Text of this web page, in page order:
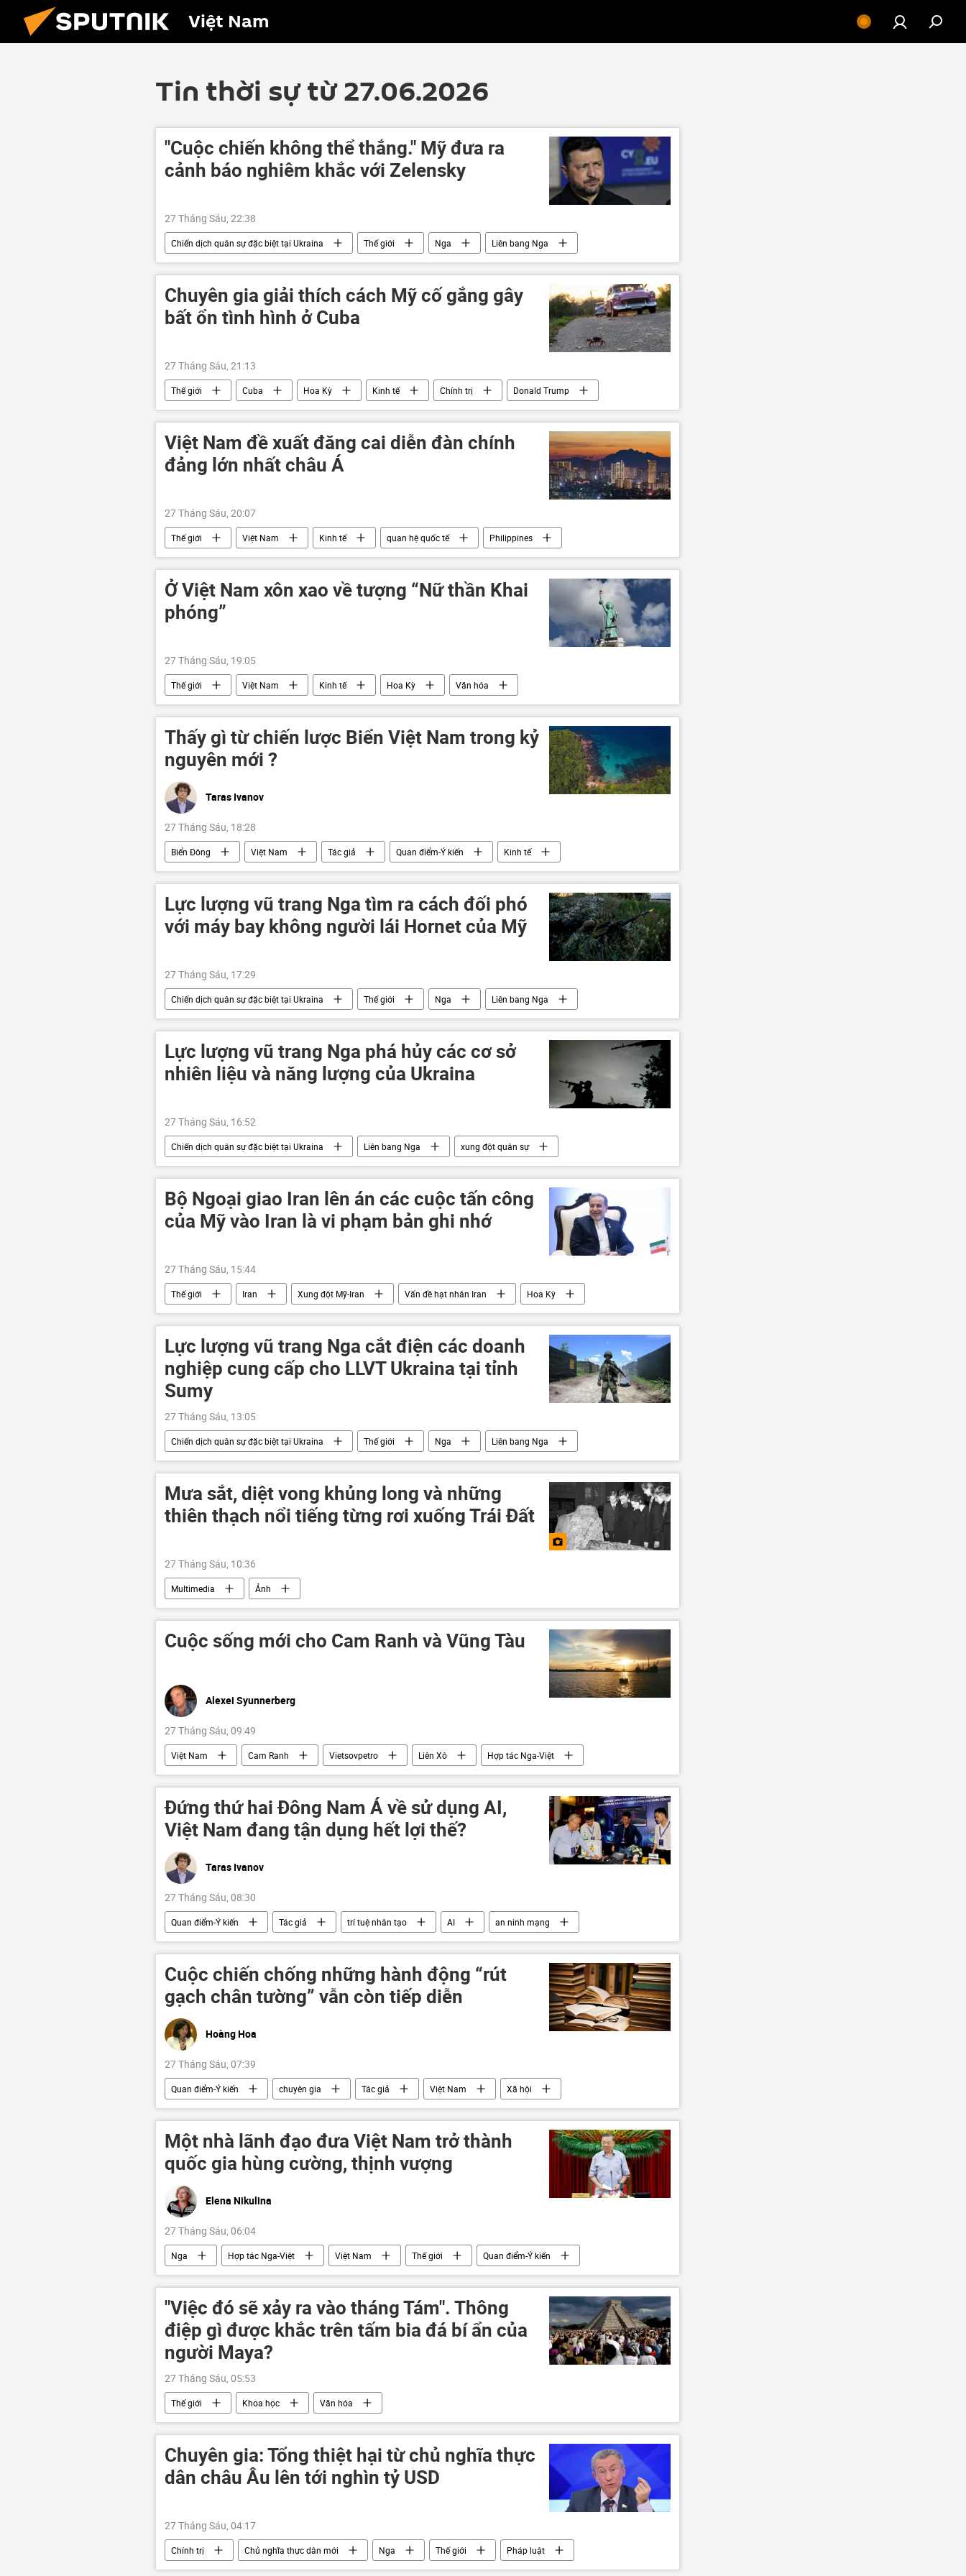
Việt Nam
Tin thời sự từ 27.06.2026
"Cuộc chiến không thể thắng." Mỹ đưa ra
cảnh báo nghiêm khắc với Zelensky
27 Tháng Sáu, 22:38
Chiến dịch quân sự đặc biệt tại Ukraina Thế giới Nga
Liên bang Nga
Moskva
Cuộc khủng hoảng ở Ukraina Ukraina Kiev
xung đột quân sự
Hoa Kỳ
Vladimir Zelensky
Chuyên gia giải thích cách Mỹ cố gắng gây
bất ổn tình hình ở Cuba
27 Tháng Sáu, 21:13
Thế giới Cuba Hoa Kỳ Kinh tế Chính trị
Donald Trump
chuyên gia
Việt Nam đề xuất đăng cai diễn đàn chính
đảng lớn nhất châu Á
27 Tháng Sáu, 20:07
Thế giới Việt Nam Kinh tế quan hệ quốc tế
Philippines
hợp tác
Chính trị Châu Á
Ở Việt Nam xôn xao về tượng “Nữ thần Khai
phóng”
27 Tháng Sáu, 19:05
Thế giới Việt Nam Kinh tế Hoa Kỳ Văn hóa
Thấy gì từ chiến lược Biển Việt Nam trong kỷ
nguyên mới ?
Taras Ivanov
27 Tháng Sáu, 18:28
Biển Đông Việt Nam Tác giả Quan điểm-Ý kiến
Kinh tế
chiến lược phát triển kinh tế
Chính trị đối ngoại quốc phòng
đóng tàu
đại dương
Tô Lâm Tổng bí thư Thế giới cảng
Cảng biển
Du lịch
thể chế UAV công nghệ
Lực lượng vũ trang Nga tìm ra cách đối phó
với máy bay không người lái Hornet của Mỹ
27 Tháng Sáu, 17:29
Chiến dịch quân sự đặc biệt tại Ukraina Thế giới Nga
Liên bang Nga
Ukraina
Cuộc khủng hoảng ở Ukraina Hoa Kỳ
Quân đội Nga
lực lượng vũ trang Nga
máy bay không người lái
Lực lượng vũ trang Nga phá hủy các cơ sở
nhiên liệu và năng lượng của Ukraina
27 Tháng Sáu, 16:52
Chiến dịch quân sự đặc biệt tại Ukraina Liên bang Nga
xung đột quân sự
Quân đội Nga
tấn công Ukraina Cuộc khủng hoảng ở Ukraina Thế giới
Bộ Ngoại giao Iran lên án các cuộc tấn công
của Mỹ vào Iran là vi phạm bản ghi nhớ
27 Tháng Sáu, 15:44
Thế giới Iran Xung đột Mỹ-Iran Vấn đề hạt nhân Iran Hoa Kỳ
Lực lượng vũ trang Nga cắt điện các doanh
nghiệp cung cấp cho LLVT Ukraina tại tỉnh
Sumy
27 Tháng Sáu, 13:05
Chiến dịch quân sự đặc biệt tại Ukraina Thế giới Nga
Liên bang Nga
Ukraina
Cuộc khủng hoảng ở Ukraina Quân đội Nga xung đột quân sự
Mưa sắt, diệt vong khủng long và những
thiên thạch nổi tiếng từng rơi xuống Trái Đất
27 Tháng Sáu, 10:36
Multimedia Ảnh
Cuộc sống mới cho Cam Ranh và Vũng Tàu
Alexei Syunnerberg
27 Tháng Sáu, 09:49
Việt Nam Cam Ranh Vietsovpetro Liên Xô Hợp tác Nga-Việt
Đứng thứ hai Đông Nam Á về sử dụng AI,
Việt Nam đang tận dụng hết lợi thế?
Taras Ivanov
27 Tháng Sáu, 08:30
Quan điểm-Ý kiến Tác giả trí tuệ nhân tạo AI
an ninh mạng
nhân sự
người lao động doanh nghiệp
Cuộc chiến chống những hành động “rút
gạch chân tường” vẫn còn tiếp diễn
Hoàng Hoa
27 Tháng Sáu, 07:39
Quan điểm-Ý kiến chuyên gia Tác giả Việt Nam
Xã hội
Văn hóa
Bộ Giáo dục và Đào Tạo
Một nhà lãnh đạo đưa Việt Nam trở thành
quốc gia hùng cường, thịnh vượng
Elena Nikulina
27 Tháng Sáu, 06:04
Nga Hợp tác Nga-Việt Việt Nam Thế giới
Quan điểm-Ý kiến
Tác giả
Việt Nam trên báo chí nước ngoài Tô Lâm Kinh tế
Chính trị
Du lịch
"Việc đó sẽ xảy ra vào tháng Tám". Thông
điệp gì được khắc trên tấm bia đá bí ẩn của
người Maya?
27 Tháng Sáu, 05:53
Thế giới Khoa học Văn hóa
Chuyên gia: Tổng thiệt hại từ chủ nghĩa thực
dân châu Âu lên tới nghìn tỷ USD
27 Tháng Sáu, 04:17
Chính trị Chủ nghĩa thực dân mới Nga Thế giới
Pháp luật
Châu Âu